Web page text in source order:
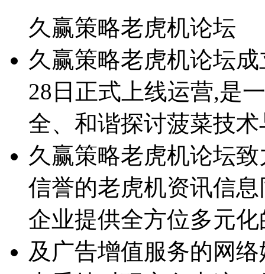
久赢策略老虎机论坛
久赢策略老虎机论坛成
28日正式上线运营,是
全、和谐探讨菠菜技
久赢策略老虎机论坛
信誉的老虎机资讯信
企业提供全方位多元
及广告增值服务的网